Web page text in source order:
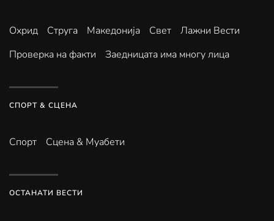
Охрид Струга Македонија Свет
Лажни Вести
Проверка на факти
Заедницата има многу лица
СПОРТ & СЦЕНА
Спорт Сцена & Муабети
ОСТАНАТИ ВЕСТИ